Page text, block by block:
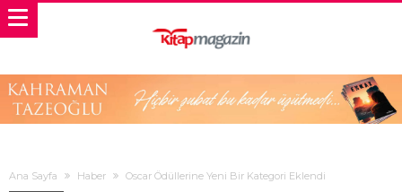
Ana Sayfa Haber Oscar Ödüllerine Yeni Bir Kategori Eklendi